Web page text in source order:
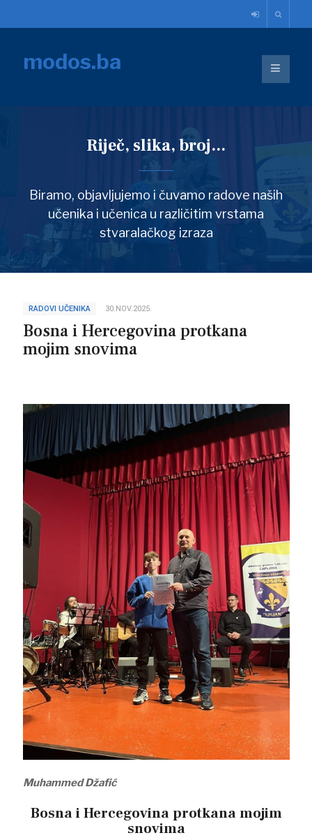
modos.ba
Riječ, slika, broj...
Biramo, objavljujemo i čuvamo radove naših
učenika i učenica u različitim vrstama
stvaralačkog izraza
RADOVI UČENIKA 30.NOV.2025.
Bosna i Hercegovina protkana
mojim snovima
Muhammed Džafić
Bosna i Hercegovina protkana mojim
snovima